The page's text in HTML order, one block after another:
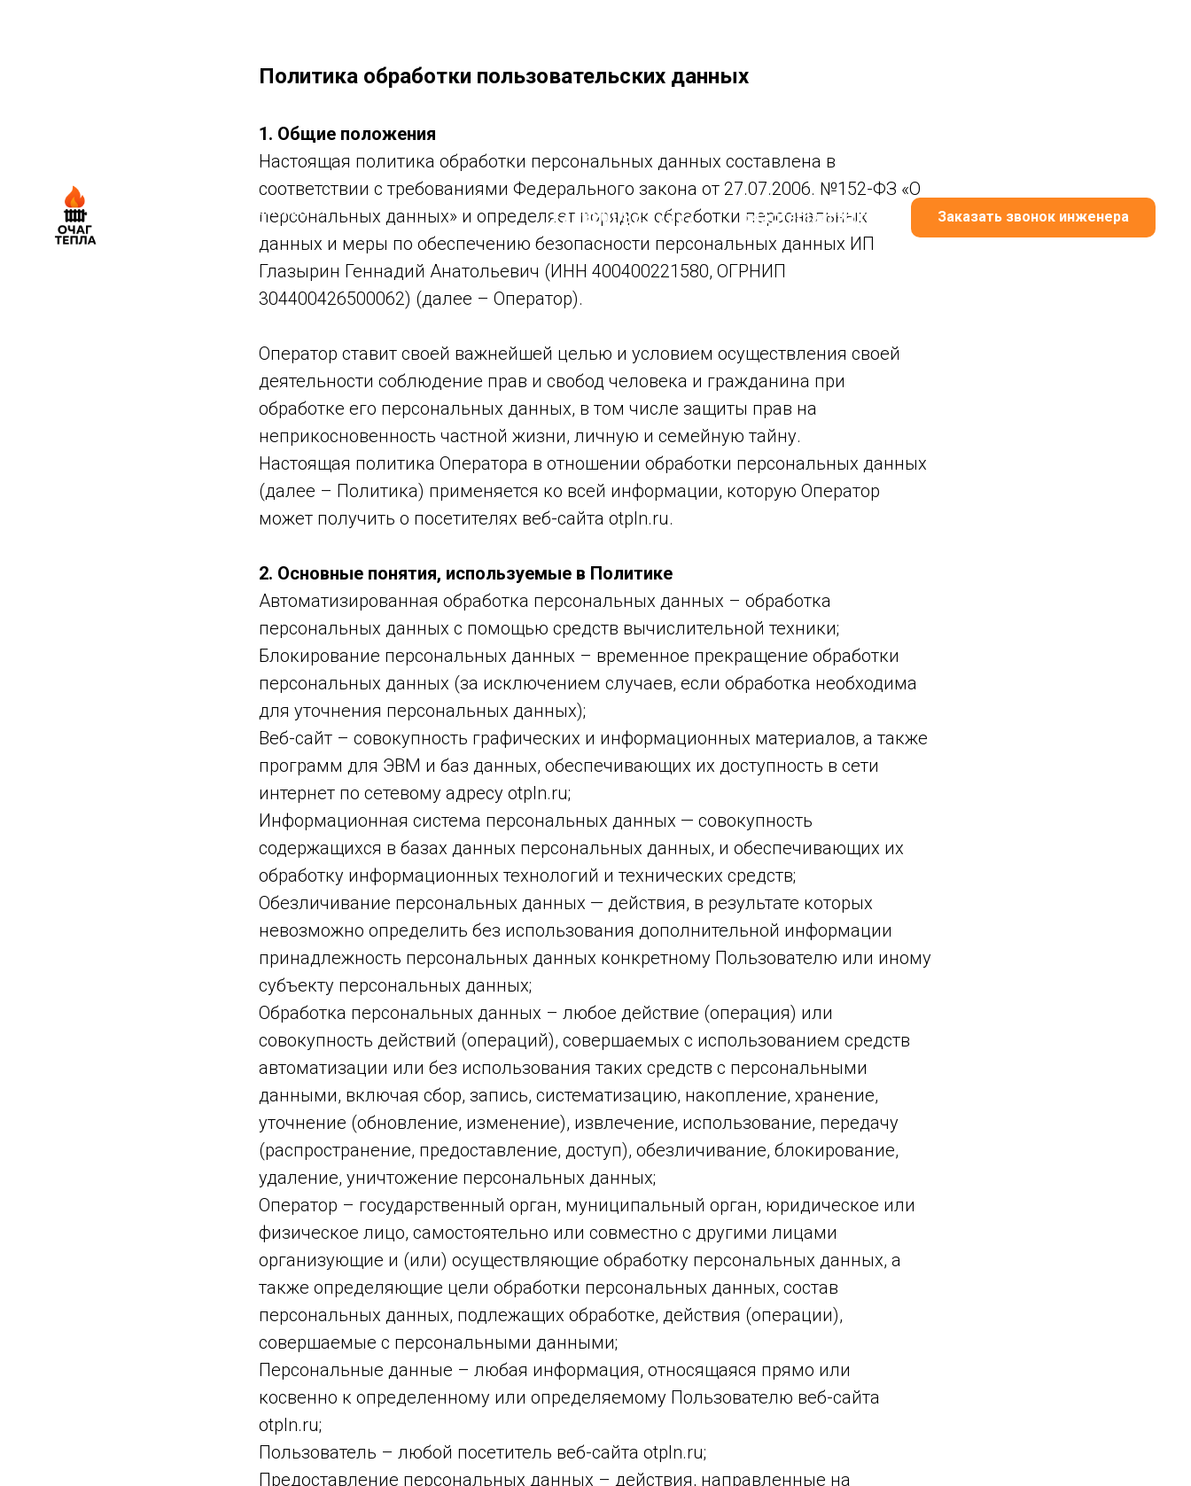
Работаем в Москве, Калуге,
Туле и обл. с 2006 г
+7 (920) 873 7777 o4agtepla@ya.ru Заказать звонок инженера
Политика обработки пользовательских данных
1. Общие положения
Настоящая политика обработки персональных данных составлена в
соответствии с требованиями Федерального закона от 27.07.2006. №152-ФЗ «О
персональных данных» и определяет порядок обработки персональных
данных и меры по обеспечению безопасности персональных данных ИП
Глазырин Геннадий Анатольевич (ИНН 400400221580, ОГРНИП
304400426500062) (далее – Оператор).
Оператор ставит своей важнейшей целью и условием осуществления своей
деятельности соблюдение прав и свобод человека и гражданина при
обработке его персональных данных, в том числе защиты прав на
неприкосновенность частной жизни, личную и семейную тайну.
Настоящая политика Оператора в отношении обработки персональных данных
(далее – Политика) применяется ко всей информации, которую Оператор
может получить о посетителях веб-сайта otpln.ru.
2. Основные понятия, используемые в Политике
Автоматизированная обработка персональных данных – обработка
персональных данных с помощью средств вычислительной техники;
Блокирование персональных данных – временное прекращение обработки
персональных данных (за исключением случаев, если обработка необходима
для уточнения персональных данных);
Веб-сайт – совокупность графических и информационных материалов, а также
программ для ЭВМ и баз данных, обеспечивающих их доступность в сети
интернет по сетевому адресу otpln.ru;
Информационная система персональных данных — совокупность
содержащихся в базах данных персональных данных, и обеспечивающих их
обработку информационных технологий и технических средств;
Обезличивание персональных данных — действия, в результате которых
невозможно определить без использования дополнительной информации
принадлежность персональных данных конкретному Пользователю или иному
субъекту персональных данных;
Обработка персональных данных – любое действие (операция) или
совокупность действий (операций), совершаемых с использованием средств
автоматизации или без использования таких средств с персональными
данными, включая сбор, запись, систематизацию, накопление, хранение,
уточнение (обновление, изменение), извлечение, использование, передачу
(распространение, предоставление, доступ), обезличивание, блокирование,
удаление, уничтожение персональных данных;
Оператор – государственный орган, муниципальный орган, юридическое или
физическое лицо, самостоятельно или совместно с другими лицами
организующие и (или) осуществляющие обработку персональных данных, а
также определяющие цели обработки персональных данных, состав
персональных данных, подлежащих обработке, действия (операции),
совершаемые с персональными данными;
Персональные данные – любая информация, относящаяся прямо или
косвенно к определенному или определяемому Пользователю веб-сайта
otpln.ru;
Пользователь – любой посетитель веб-сайта otpln.ru;
Предоставление персональных данных – действия, направленные на